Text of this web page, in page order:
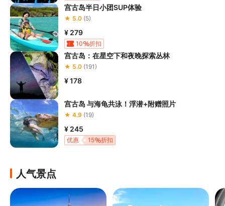
宫古岛半日小团SUP体验
★ 5.0 (5)
¥ 279
10 折扣
宫古岛：在星空下和夜晚探索丛林
★ 5.0 (191)
¥ 178
宫古岛 与海龟共泳！浮潜+附赠照片
★ 4.9 (19)
¥ 245
15 折扣
优惠
人气景点